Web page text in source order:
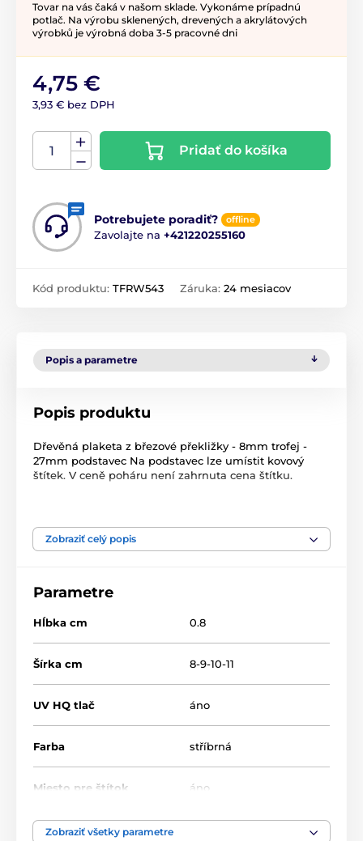
Tovar na vás čaká v našom sklade. Vykonáme prípadnú
potlač. Na výrobu sklenených, drevených a akrylátových
výrobků je výrobná doba 3-5 pracovné dni
4,75 €
3,93 € bez DPH
Pridať do košíka
Potrebujete poradiť? offline
Zavolajte na +421220255160
Kód produktu: TFRW543 Záruka: 24 mesiacov
Popis a parametre
Popis produktu
Dřevěná plaketa z březové překližky - 8mm trofej -
27mm podstavec Na podstavec lze umístit kovový
štítek. V ceně poháru není zahrnuta cena štítku.
Atletika Drevené trofeje
Zobraziť celý popis
Parametre
Hĺbka cm 0.8
Šírka cm 8-9-10-11
UV HQ tlač áno
Farba stříbrná
Miesto pre štítok áno
Výška cm
Zobraziť všetky parametre